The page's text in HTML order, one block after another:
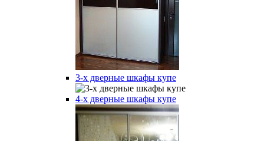
3-х дверные шкафы купе
4-х дверные шкафы купе